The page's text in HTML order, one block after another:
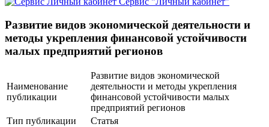
Развитие видов экономической деятельности и
методы укрепления финансовой устойчивости
малых предприятий регионов
Наименование
публикации
Развитие видов экономической
деятельности и методы укрепления
финансовой устойчивости малых
предприятий регионов
Тип публикации
Статья